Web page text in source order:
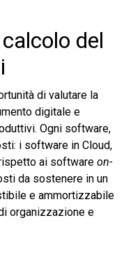
del
di valutare la
digitale e
Ogni software,
i software in Cloud,
ai software on-
da sostenere in un
e ammortizzabile
organizzazione e